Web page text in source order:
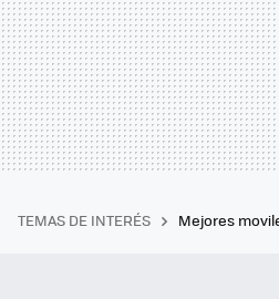
TEMAS DE INTERÉS Mejores